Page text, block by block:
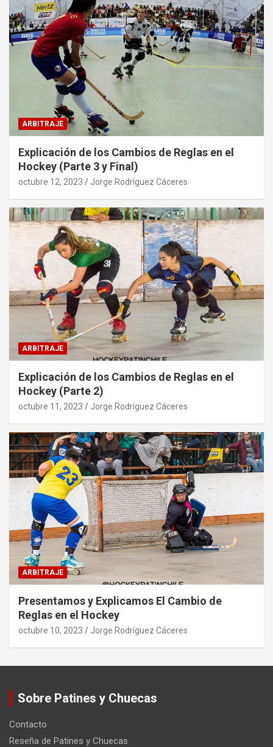
ARBITRAJE
Explicación de los Cambios de Reglas en el
Hockey (Parte 3 y Final)
octubre 12, 2023 Jorge Rodríguez Cáceres
ARBITRAJE
Explicación de los Cambios de Reglas en el
Hockey (Parte 2)
octubre 11, 2023 Jorge Rodríguez Cáceres
ARBITRAJE
Presentamos y Explicamos El Cambio de
Reglas en el Hockey
octubre 10, 2023 Jorge Rodríguez Cáceres
Sobre Patines y Chuecas
Contacto
Reseña de Patines y Chuecas